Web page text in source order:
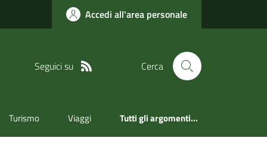
Accedi all'area personale
Seguici su Cerca
Turismo Viaggi Tutti gli argomenti...